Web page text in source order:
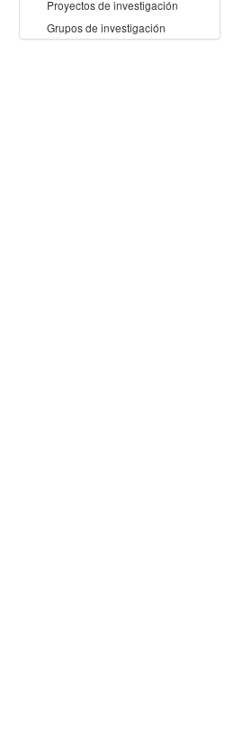
Proyectos de investigación
Grupos de investigación